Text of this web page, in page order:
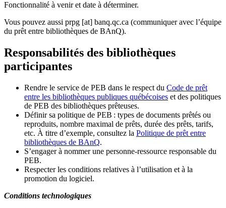
Fonctionnalité à venir et date à déterminer.
Vous pouvez aussi prpg [at] banq.qc.ca (communiquer avec l’équipe
du prêt entre bibliothèques de BAnQ).
Responsabilités des bibliothèques
participantes
Rendre le service de PEB dans le respect du Code de prêt
entre les bibliothèques publiques québécoises et des politiques
de PEB des bibliothèques prêteuses.
Définir sa politique de PEB : types de documents prêtés ou
reproduits, nombre maximal de prêts, durée des prêts, tarifs,
etc. À titre d’exemple, consultez la Politique de prêt entre
bibliothèques de BAnQ.
S’engager à nommer une personne-ressource responsable du
PEB.
Respecter les conditions relatives à l’utilisation et à la
promotion du logiciel.
Conditions technologiques